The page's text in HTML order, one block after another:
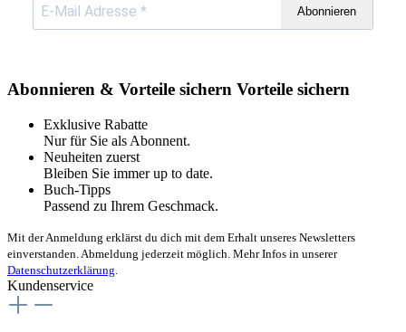
Abonnieren
Abonnieren & Vorteile sichern Vorteile sichern
Exklusive Rabatte
Nur für Sie als Abonnent.
Neuheiten zuerst
Bleiben Sie immer up to date.
Buch-Tipps
Passend zu Ihrem Geschmack.
Mit der Anmeldung erklärst du dich mit dem Erhalt unseres Newsletters
einverstanden. Abmeldung jederzeit möglich. Mehr Infos in unserer
Datenschutzerklärung
Kundenservice